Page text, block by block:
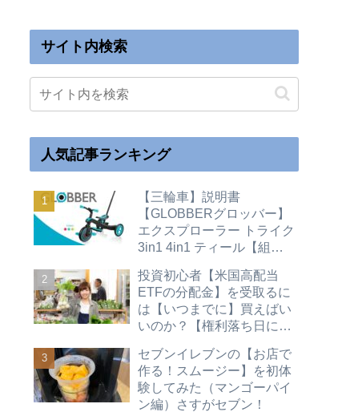
サイト内検索
人気記事ランキング
【三輪車】説明書
【GLOBBERグロッバー】
エクスプローラー トライク
3in1 4in1 ティール【組立
身】二輪
投資初心者【米国高配当
ETFの分配金】を受取るに
は【いつまでに】買えばい
いのか？【権利落ち日につ
優待 不労所得）hdv spyd
vym vti vt vig agg vwob
2026
セブンイレブンの【お店で
作る！スムージー】を初体
験してみた（マンゴーパイ
ン編）さすがセブン！